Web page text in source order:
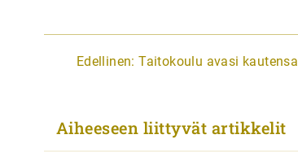
A
i
Edellinen: Taitokoulu avasi kautensa
Aiheeseen liittyvät artikkelit